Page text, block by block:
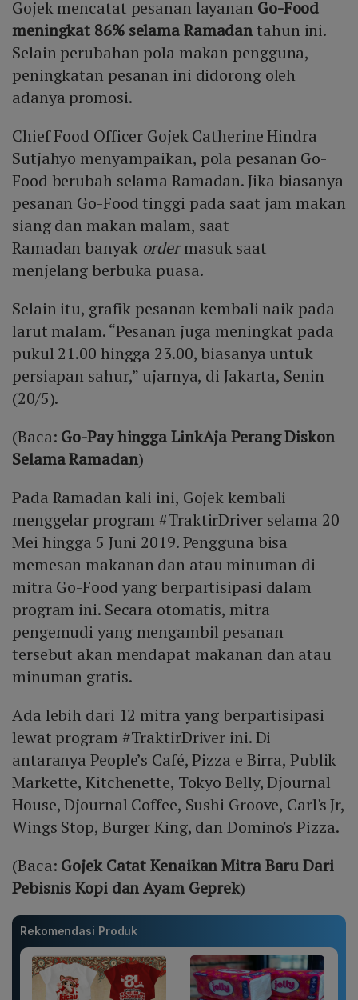
Gojek mencatat pesanan layanan Go-Food
meningkat 86% selama Ramadantahun ini.
Selain perubahan pola makan pengguna,
peningkatan pesanan ini didorong oleh
adanya promosi.
Chief Food Officer Gojek Catherine Hindra
Sutjahyo menyampaikan, pola pesanan Go-
Food berubah selama Ramadan. Jika biasanya
pesanan Go-Food tinggi pada saat jam makan
siang dan makan malam, saat
Ramadan banyak ordermasuk saat
menjelang berbuka puasa.
Selain itu, grafik pesanan kembali naik pada
larut malam. “Pesanan juga meningkat pada
pukul 21.00 hingga 23.00, biasanya untuk
persiapan sahur,” ujarnya, di Jakarta, Senin
(20/5).
(Baca: Go-Pay hingga LinkAja Perang Diskon
Selama Ramadan)
Pada Ramadan kali ini, Gojek kembali
menggelar program #TraktirDriver selama 20
Mei hingga 5 Juni 2019. Pengguna bisa
memesan makanan dan atau minuman di
mitra Go-Food yang berpartisipasi dalam
program ini. Secara otomatis, mitra
pengemudi yang mengambil pesanan
tersebut akan mendapat makanan dan atau
minuman gratis.
Ada lebih dari 12 mitra yang berpartisipasi
lewat program #TraktirDriver ini. Di
antaranya People’s Café, Pizza e Birra, Publik
Markette, Kitchenette, Tokyo Belly, Djournal
House, Djournal Coffee, Sushi Groove, Carl's Jr,
Wings Stop, Burger King, dan Domino's Pizza.
(Baca: Gojek Catat Kenaikan Mitra Baru Dari
Pebisnis Kopi dan Ayam Geprek)
Rekomendasi Produk